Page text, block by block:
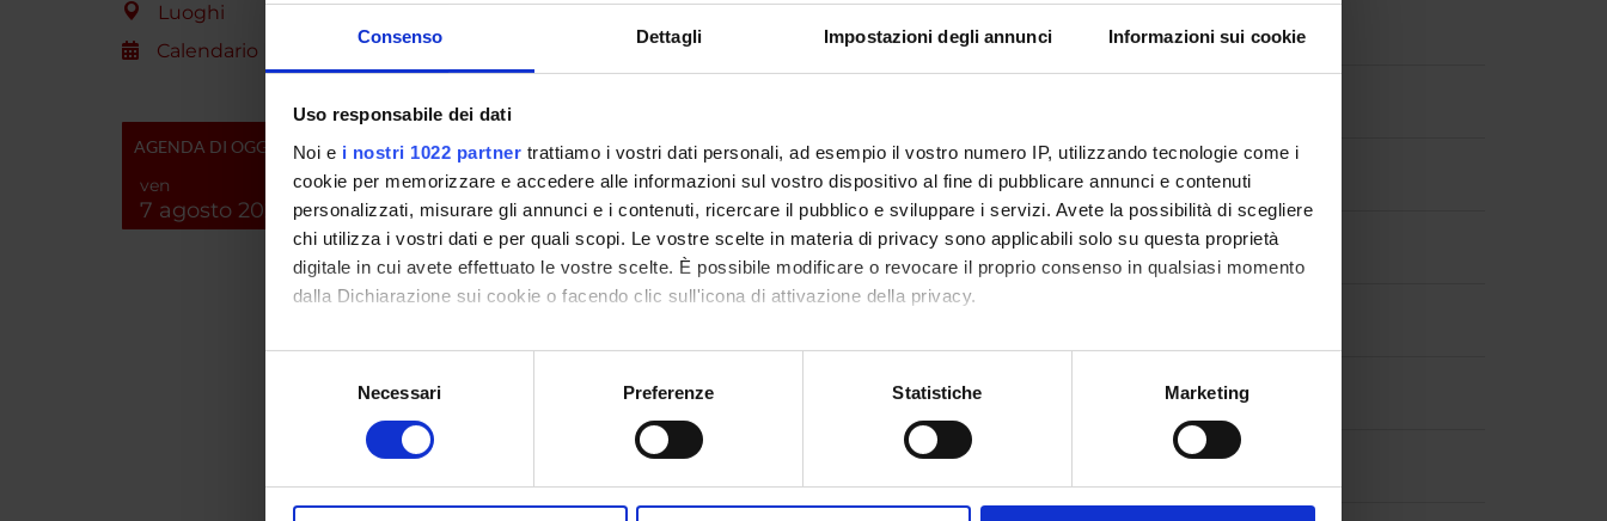
Consenso Dettagli Impostazioni degli annunci Informazioni sui cookie
Uso responsabile dei dati
Noi e i nostri 1022 partner trattiamo i vostri dati personali, ad esempio il vostro numero IP, utilizzando tecnologie come i
cookie per memorizzare e accedere alle informazioni sul vostro dispositivo al fine di pubblicare annunci e contenuti
personalizzati, misurare gli annunci e i contenuti, ricercare il pubblico e sviluppare i servizi. Avete la possibilità di scegliere
chi utilizza i vostri dati e per quali scopi. Le vostre scelte in materia di privacy sono applicabili solo su questa proprietà
digitale in cui avete effettuato le vostre scelte. È possibile modificare o revocare il proprio consenso in qualsiasi momento
dalla Dichiarazione sui cookie o facendo clic sull'icona di attivazione della privacy.
Con il tuo consenso, vorremmo anche:
raccogliere informazioni sulla tua posizione geografica, con un'approssimazione di qualche metro,
digitali).
modificare o ritirare il tuo consenso in qualsiasi momento dalla Dichiarazione sui cookie.
Necessari Preferenze Statistiche Marketing
Luoghi
Calendario
AGENDA DI OGGI
ven
7 agosto 2026
Biochemistry & Molecular Biology (DBT)
Biochemistry & Molecular Biology (DBT) (DBT)
Proteomica strutturale, funzionale e di espressione
Biochemistry & Molecular Biology (DM) (DM)
Biochimica e Biologia Molecolare
Biochemistry & Molecular Biology (DM) (DM)
Proteomica strutturale, funzionale e di espressione
Biochemistry & Molecular Biology (DNBM) (DNBM)
Proteomica strutturale, funzionale e di espressione